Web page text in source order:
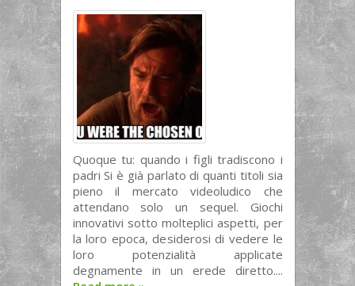
Quoque tu: quando i figli tradiscono i
padri Si è già parlato di quanti titoli sia
pieno il mercato videoludico che
attendano solo un sequel. Giochi
innovativi sotto molteplici aspetti, per
la loro epoca, desiderosi di vedere le
loro potenzialità applicate
degnamente in un erede diretto....